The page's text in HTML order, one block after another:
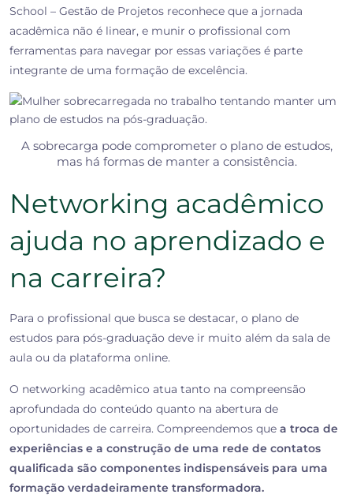
School – Gestão de Projetos reconhece que a jornada
acadêmica não é linear, e munir o profissional com
ferramentas para navegar por essas variações é parte
integrante de uma formação de excelência.
A sobrecarga pode comprometer o plano de estudos,
mas há formas de manter a consistência.
Networking acadêmico
ajuda no aprendizado e
na carreira?
Para o profissional que busca se destacar, o plano de
estudos para pós-graduação deve ir muito além da sala de
aula ou da plataforma online.
O networking acadêmico atua tanto na compreensão
aprofundada do conteúdo quanto na abertura de
oportunidades de carreira. Compreendemos que a troca de
experiências e a construção de uma rede de contatos
qualificada são componentes indispensáveis para uma
formação verdadeiramente transformadora.